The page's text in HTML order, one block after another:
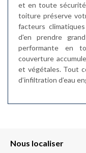
et en toute
toiture préserve
facteurs
d'en prendre
performante en
couverture
et végétales. Tout
d’infiltration d’eau
Nous localiser